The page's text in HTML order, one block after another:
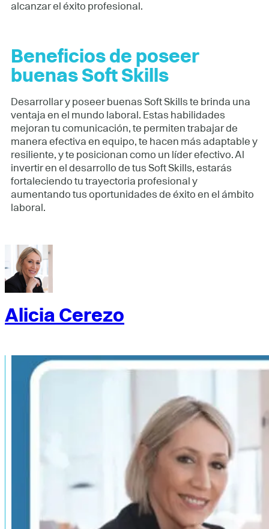
alcanzar el éxito profesional.
Beneficios de poseer
buenas Soft Skills
Desarrollar y poseer buenas Soft Skills te brinda una
ventaja en el mundo laboral. Estas habilidades
mejoran tu comunicación, te permiten trabajar de
manera efectiva en equipo, te hacen más adaptable y
resiliente, y te posicionan como un líder efectivo. Al
invertir en el desarrollo de tus Soft Skills, estarás
fortaleciendo tu trayectoria profesional y
aumentando tus oportunidades de éxito en el ámbito
laboral.
Alicia Cerezo